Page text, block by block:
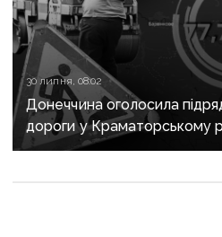
30 липня, 08:02
Донеччина оголосила
дороги у Краматорському
вже ремонтували